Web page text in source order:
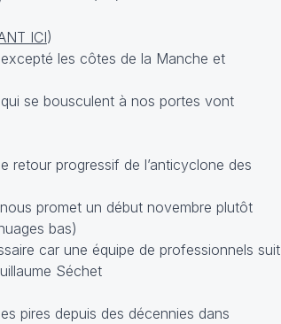
ICI)
les côtes de la Manche et
se bousculent à nos portes vont
retour progressif de l’anticyclone des
promet un début novembre plutôt
bas)
car une équipe de professionnels suit
Séchet
pires depuis des décennies dans